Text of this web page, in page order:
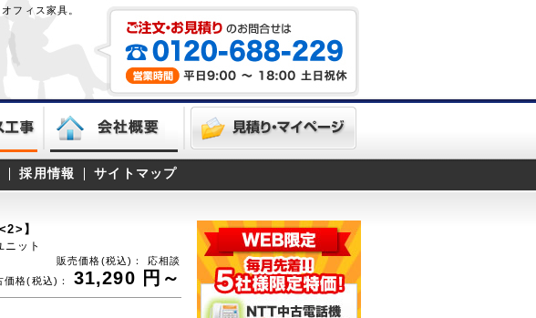
フィス家具。
採用情報 サイトマップ
】
ット
販売価格(税込)：
応相談
価格(税込)：
31,290 円～